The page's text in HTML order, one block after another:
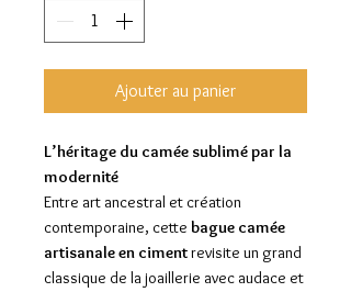
Ajouter au panier
L’héritage du camée sublimé par la
modernité
Entre art ancestral et création
contemporaine, cette bague camée
artisanale en cimentrevisite un grand
classique de la joaillerie avec audace et